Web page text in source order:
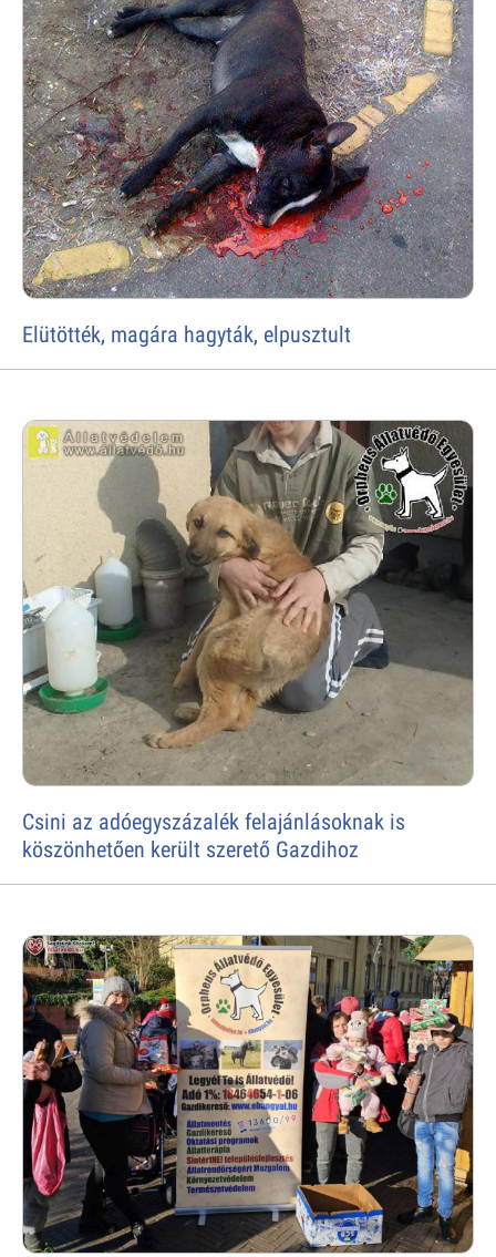
Elütötték, magára hagyták, elpusztult
Csini az adóegyszázalék felajánlásoknak is
köszönhetően került szerető Gazdihoz